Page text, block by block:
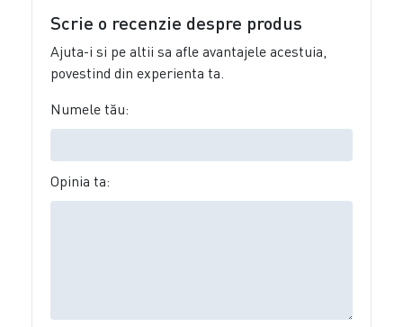
Scrie o recenzie despre produs
Ajuta-i si pe altii sa afle avantajele acestuia,
povestind din experienta ta.
Numele tău:
Opinia ta: